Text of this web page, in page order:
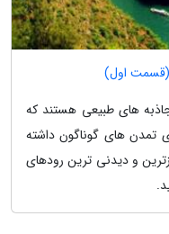
(قسمت اول)
های طبیعی هستند که
تمدن های گوناگون داشته
و دیدنی ترین رودهای